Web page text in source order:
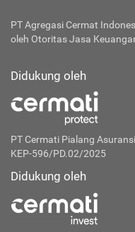
PT Agregasi Cermat
oleh Otoritas Jasa
Didukung oleh
PT Cermati Pialang Asuransi
KEP-596/PD.02/2025
Didukung oleh